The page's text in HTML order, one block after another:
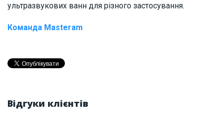
ультразвукових ванн для різного застосування.
Команда Masteram
Відгуки клієнтів